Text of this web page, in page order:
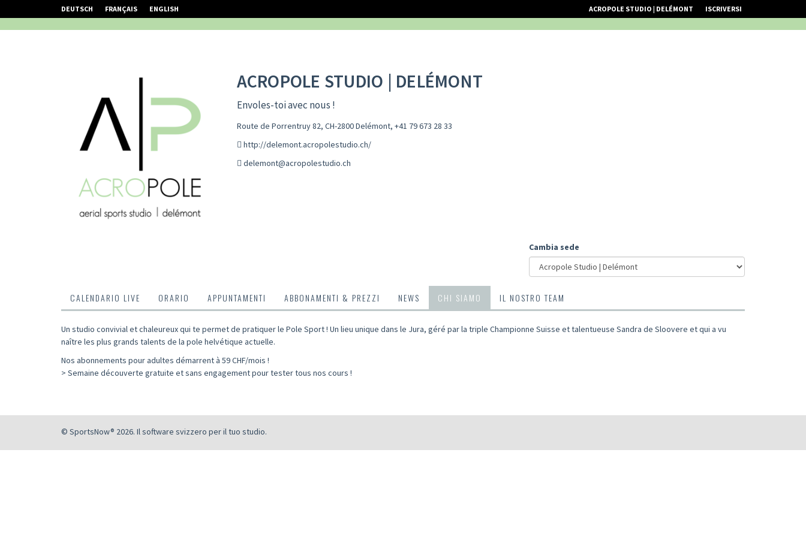
DEUTSCH FRANÇAIS ENGLISH ACROPOLE STUDIO | DELÉMONT ISCRIVERSI
ACROPOLE STUDIO | DELÉMONT
Envoles-toi avec nous !
Route de Porrentruy 82, CH-2800 Delémont, +41 79 673 28 33
http://delemont.acropolestudio.ch/
delemont@acropolestudio.ch
Cambia sede
CALENDARIO LIVE ORARIO APPUNTAMENTI ABBONAMENTI & PREZZI NEWS CHI SIAMO IL NOSTRO TEAM
Un studio convivial et chaleureux qui te permet de pratiquer le Pole Sport ! Un lieu unique dans le Jura, géré par la triple Championne Suisse et talentueuse Sandra de Sloovere et qui a vu
naître les plus grands talents de la pole helvétique actuelle.
Nos abonnements pour adultes démarrent à 59 CHF/mois !
> Semaine découverte gratuite et sans engagement pour tester tous nos cours !
© SportsNow® 2026. Il software svizzero per il tuo studio.